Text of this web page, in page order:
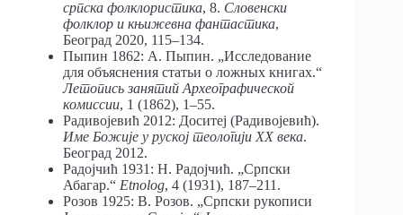
српска фолклористика, 8. Словенски
фолклор и књижевна фантастика,
Београд 2020, 115–134.
Пыпин 1862: А. Пыпин. „Исследование
для объяснения статьи о ложных книгах.“
Летопись занятий Археографической
комиссии, 1 (1862), 1–55.
Радивојевић 2012: Доситеј (Радивојевић).
Име Божије у руској теологији XX века.
Београд 2012.
Радојчић 1931: Н. Радојчић. „Српски
Абагар.“ Etnolog, 4 (1931), 187–211.
Розов 1925: В. Розов. „Српски рукописи